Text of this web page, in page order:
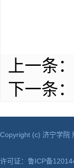
上一条：
下一条：
Copyright (c)
许可证：鲁ICP备